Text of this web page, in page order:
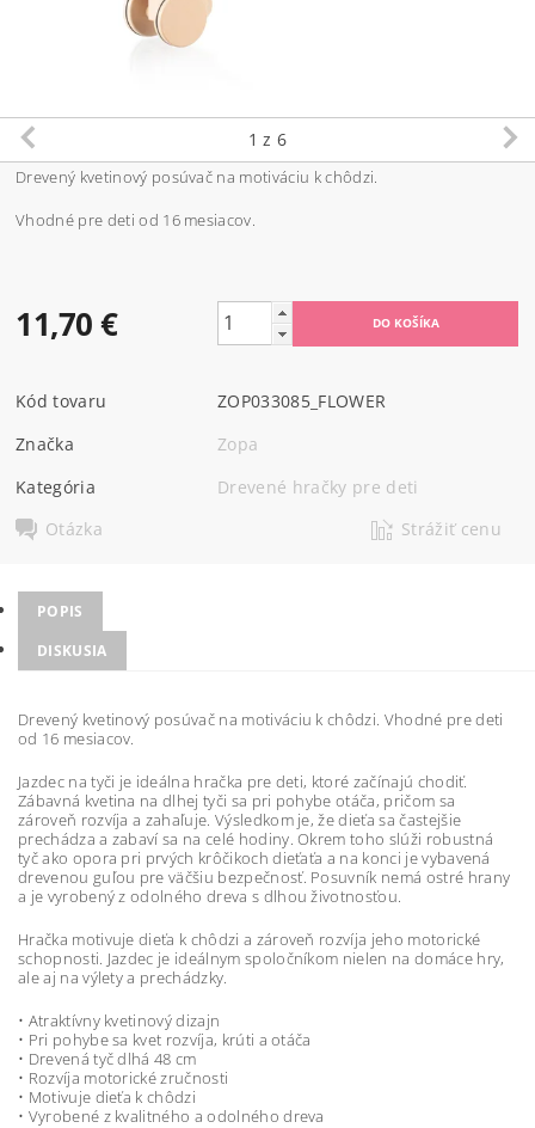
1 z 6
Drevený kvetinový posúvač na motiváciu k chôdzi.
Vhodné pre deti od 16 mesiacov.
11,70 €
Kód tovaru
ZOP033085_FLOWER
Značka
Zopa
Kategória
Drevené hračky pre deti
Otázka
Strážiť cenu
POPIS
DISKUSIA
Drevený kvetinový posúvač na motiváciu k chôdzi. Vhodné pre deti
od 16 mesiacov.
Jazdec na tyči je ideálna hračka pre deti, ktoré začínajú chodiť.
Zábavná kvetina na dlhej tyči sa pri pohybe otáča, pričom sa
zároveň rozvíja a zahaľuje. Výsledkom je, že dieťa sa častejšie
prechádza a zabaví sa na celé hodiny. Okrem toho slúži robustná
tyč ako opora pri prvých krôčikoch dieťaťa a na konci je vybavená
drevenou guľou pre väčšiu bezpečnosť. Posuvník nemá ostré hrany
a je vyrobený z odolného dreva s dlhou životnosťou.
Hračka motivuje dieťa k chôdzi a zároveň rozvíja jeho motorické
schopnosti. Jazdec je ideálnym spoločníkom nielen na domáce hry,
ale aj na výlety a prechádzky.
• Atraktívny kvetinový dizajn
• Pri pohybe sa kvet rozvíja, krúti a otáča
• Drevená tyč dlhá 48 cm
• Rozvíja motorické zručnosti
• Motivuje dieťa k chôdzi
• Vyrobené z kvalitného a odolného dreva